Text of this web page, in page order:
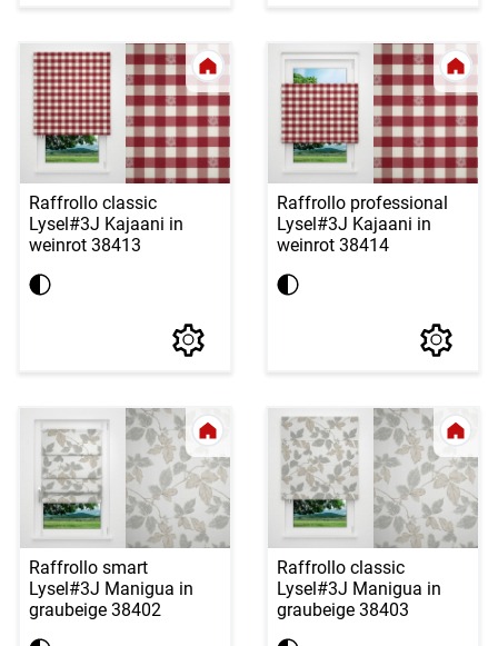
Raffrollo classic
Lysel#3J Kajaani in
weinrot 38413
Raffrollo professional
Lysel#3J Kajaani in
weinrot 38414
Raffrollo smart
Lysel#3J Manigua in
graubeige 38402
Raffrollo classic
Lysel#3J Manigua in
graubeige 38403